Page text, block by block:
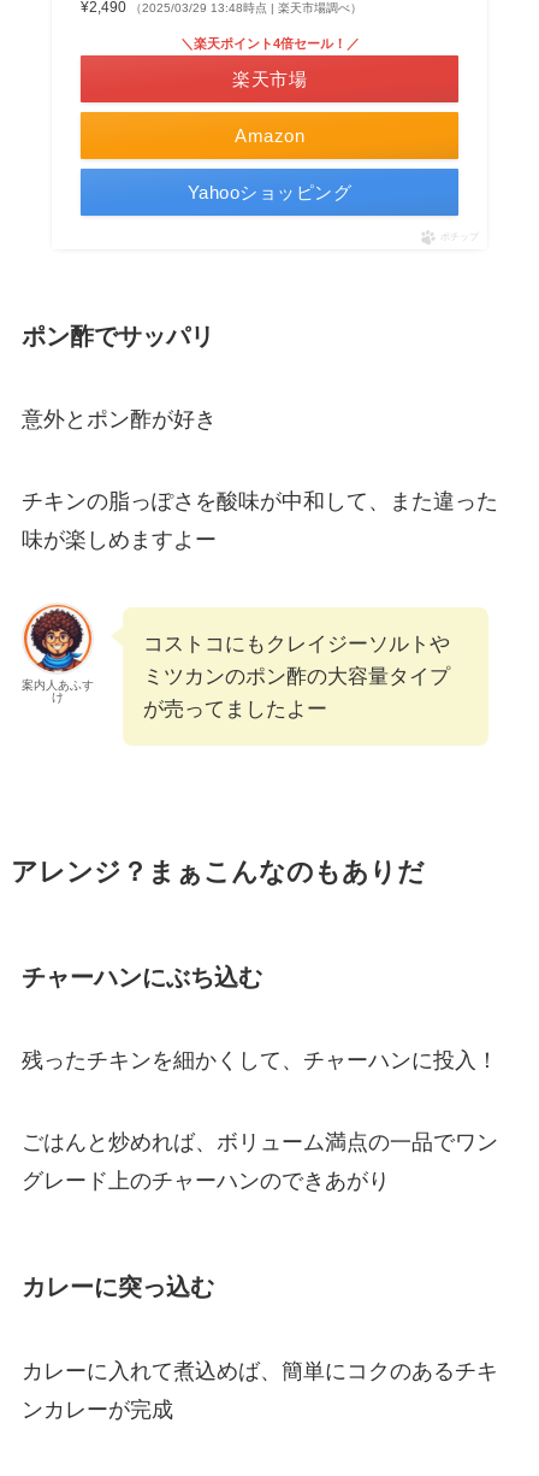
¥2,490
（2025/03/29 13:48時点 | 楽天市場調べ）
Amazon
＼楽天ポイント4倍セール！／
楽天市場
Yahooショッピング
ポチップ
ポン酢でサッパリ
意外とポン酢が好き
チキンの脂っぽさを酸味が中和して、また違った
味が楽しめますよー
案内人あふす
け
コストコにもクレイジーソルトや
ミツカンのポン酢の大容量タイプ
が売ってましたよー
アレンジ？まぁこんなのもありだ
チャーハンにぶち込む
残ったチキンを細かくして、チャーハンに投入！
ごはんと炒めれば、ボリューム満点の一品でワン
グレード上のチャーハンのできあがり
カレーに突っ込む
カレーに入れて煮込めば、簡単にコクのあるチキ
ンカレーが完成